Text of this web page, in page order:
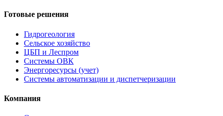
Готовые решения
Гидрогеология
Сельское хозяйство
ЦБП и Леспром
Системы ОВК
Энергоресурсы (учет)
Системы автоматизации и диспетчеризации
Компания